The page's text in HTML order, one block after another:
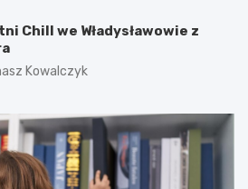
Chill we Władysławowie z
Kowalczyk